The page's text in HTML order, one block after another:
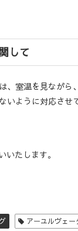
して
、室温を見ながら
いように対応させ
いたします。
アーユルヴェ